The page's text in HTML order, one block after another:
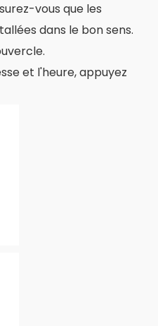
vous que les
dans le bon sens.
et l'heure, appuyez